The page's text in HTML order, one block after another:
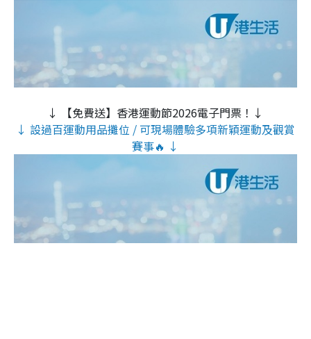
↓ 【免費送】香港運動節2026電子門票！↓
↓ 設過百運動用品攤位 / 可現場體驗多項新穎運動及觀賞
賽事🔥 ↓